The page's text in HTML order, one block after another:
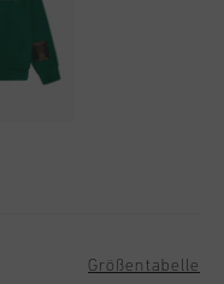
Größentabelle